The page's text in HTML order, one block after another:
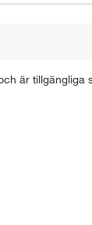
är tillgängliga